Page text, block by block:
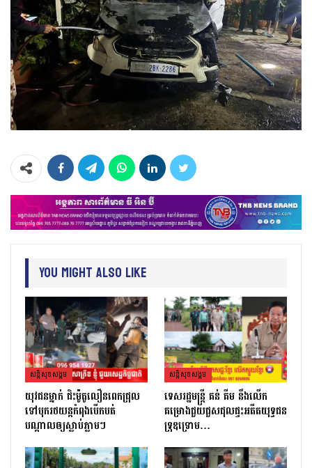
You Might Also Like
សន្តិសុខសង្គម
យុវជនម្នាក់ ជិះម៉ូតូលឿនពេកជ្រុល
ទៅបុករថយន្តកំពុងបើកបត់
បណ្តាលឲ្យស្លាប់ភ្លាមៗ
សន្តិសុខសង្គម
ទេសរដ្ឋមន្រ្តី គន់ គីម នឹងលើក
គម្រោងជួយជួសជុលផ្ទះអតីតយុទ្ធជន
ទ្រុឌទ្រោម…